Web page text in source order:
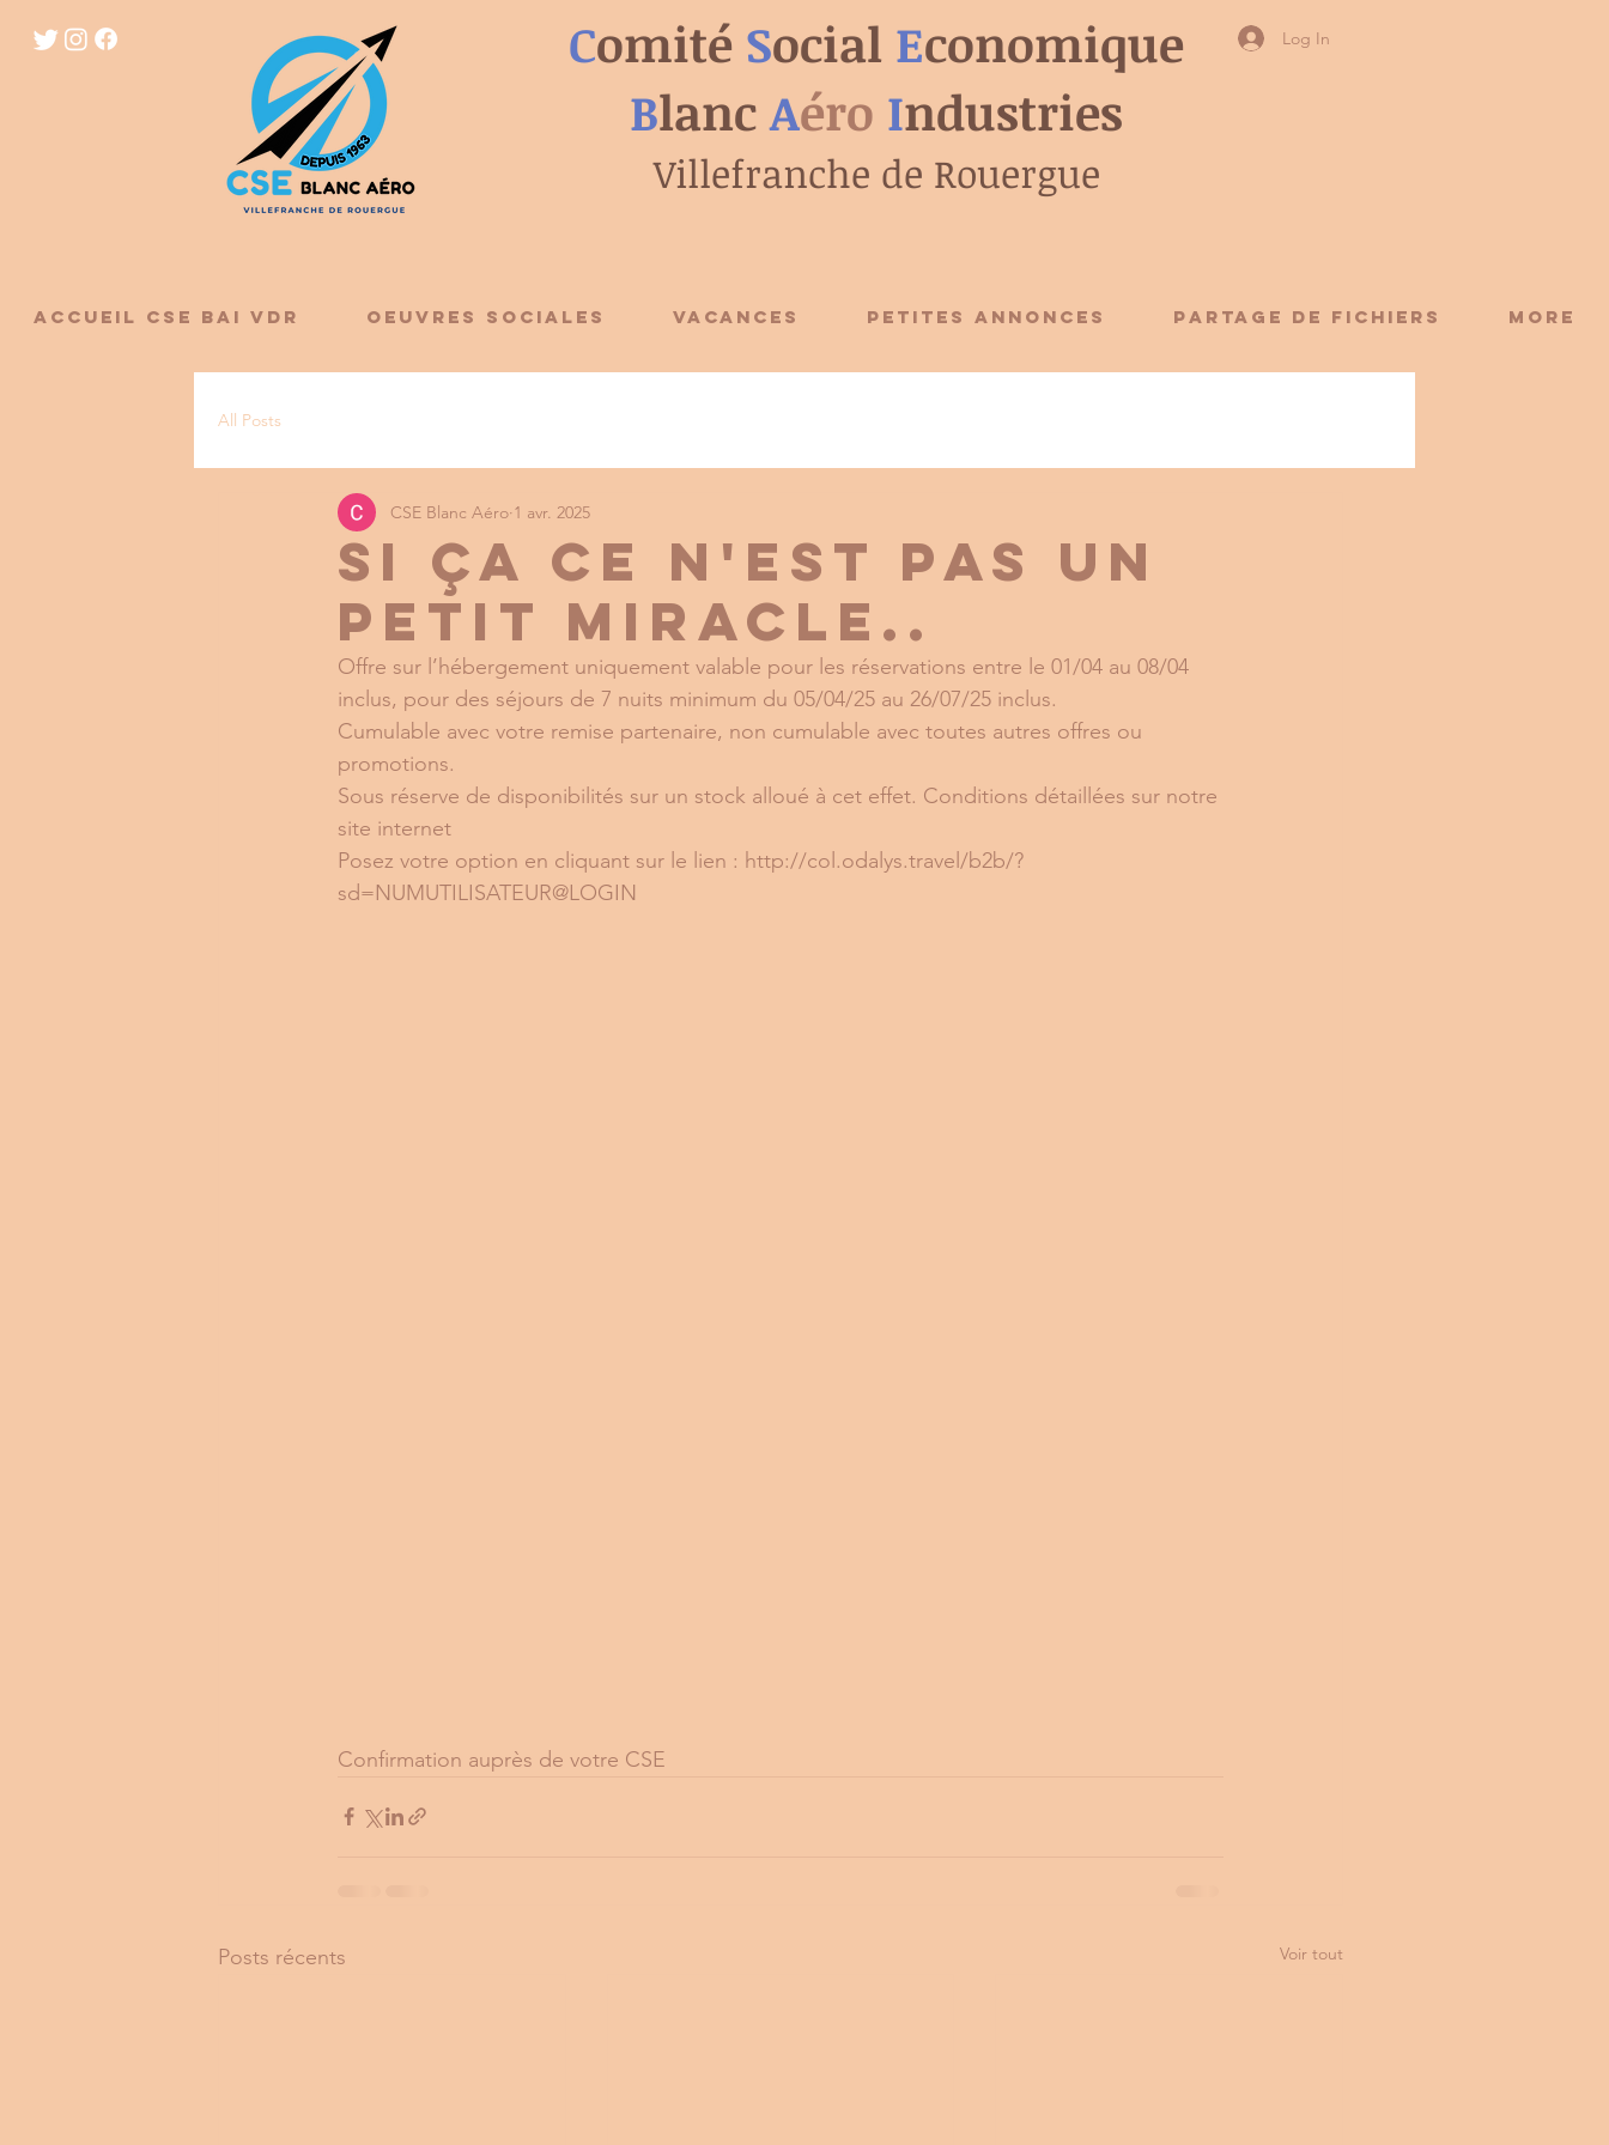
Log In
Comité Social Economique
Blanc Aéro Industries
Villefranche de Rouergue
ACCUEIL CSE BAI VDR OEUVRES SOCIALES VACANCES PETITES ANNONCES Partage de fichiers More
All Posts
si ça ce n'est pas un
petit miracle..
CSE Blanc Aéro 1 avr. 2025
Offre sur l’hébergement uniquement valable pour les réservations entre le 01/04 au 08/04
inclus, pour des séjours de 7 nuits minimum du 05/04/25 au 26/07/25 inclus.
Cumulable avec votre remise partenaire, non cumulable avec toutes autres offres ou
promotions.
Sous réserve de disponibilités sur un stock alloué à cet effet. Conditions détaillées sur notre
site internet
Posez votre option en cliquant sur le lien : http://col.odalys.travel/b2b/?
sd=NUMUTILISATEUR@LOGIN
Confirmation auprès de votre CSE
Posts récents Voir tout